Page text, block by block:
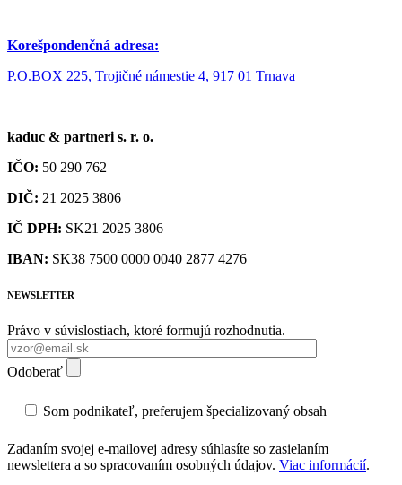
Korešpondenčná adresa:
P.O.BOX 225, Trojičné námestie 4, 917 01 Trnava
kaduc & partneri s. r. o.
IČO: 50 290 762
DIČ: 21 2025 3806
IČ DPH: SK21 2025 3806
IBAN: SK38 7500 0000 0040 2877 4276
NEWSLETTER
Právo v súvislostiach, ktoré formujú rozhodnutia.
Odoberať
Som podnikateľ, preferujem špecializovaný obsah
Zadaním svojej e-mailovej adresy súhlasíte so zasielaním
newslettera a so spracovaním osobných údajov. Viac informácií.